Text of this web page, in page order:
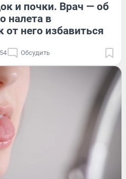
и почки. Врач — об
налета в
от него избавиться
Обсудить